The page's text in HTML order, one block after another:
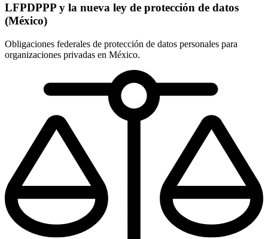
LFPDPPP y la nueva ley de protección de datos
(México)
Obligaciones federales de protección de datos personales para
organizaciones privadas en México.